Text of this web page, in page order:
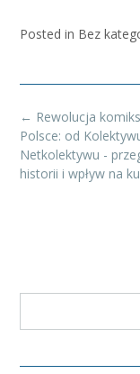
Posted in Bez
Post
navigation
← Rewolucja
Polsce: od
Netkolektywu -
historii i wpływ na